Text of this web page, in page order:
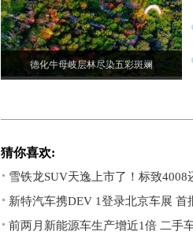
德化牛母岐层林尽染五彩斑斓
猜你喜欢:
雪铁龙SUV天逸上市了！标致4008
新特汽车携DEV 1登录北京车展 首
前两月新能源车生产增近1倍 二手